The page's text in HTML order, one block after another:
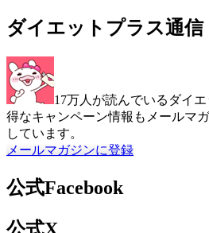
ダイエットプラス通信
17万人が読んでいるダイ
得なキャンペーン情報もメールマ
しています。
メールマガジンに登録
公式Facebook
公式X